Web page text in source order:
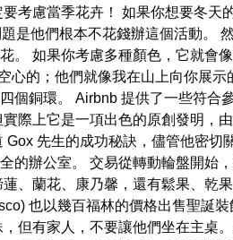
考慮當季花卉！ 如果你想要冬
是他們根本不花錢辦這個活動。
。 如果你考慮多種顏色，它就會
心的；他們就像我在山上向你展
個銅環。 Airbnb 提供了一些符
際上它是一項出色的原創發明，
先生的成功秘訣，儘管他密
的辦公室。 交易從轉動輪盤開
、蘭花、康乃馨，還有鬆果、乾
也以幾百福林的價格出售聖誕
但有家人，不要讓他們坐在主桌。